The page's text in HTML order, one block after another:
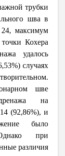
трубки
шва в
максимум
Кохера
удалось
случаях
шве
на
(92,86%), и
было
при
различия